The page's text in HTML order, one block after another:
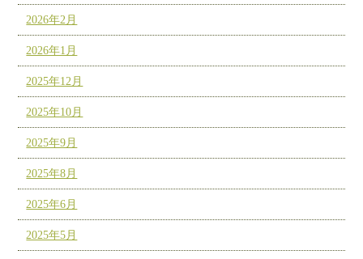
2026年2月
2026年1月
2025年12月
2025年10月
2025年9月
2025年8月
2025年6月
2025年5月